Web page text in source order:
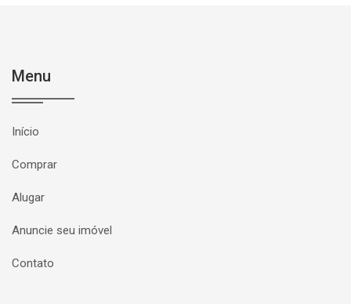
Menu
Início
Comprar
Alugar
Anuncie seu imóvel
Contato